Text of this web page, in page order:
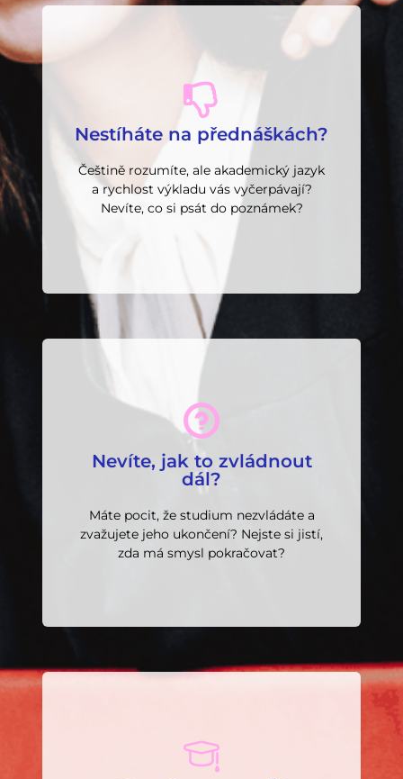
Nestíháte na přednáškách?
Češtině rozumíte, ale akademický jazyk
a rychlost výkladu vás vyčerpávají?
Nevíte, co si psát do poznámek?
Červen)
Získejte zpět studijní jistotu. Pětiměsíční
program, kde se naučíte rozumět
přednáškám, psát odborné texty a
mluvit jako akademik.
Přihlásit se do kurzu
Nevíte, jak to zvládnout
dál?
Máte pocit, že studium nezvládáte a
zvažujete jeho ukončení? Nejste si jistí,
zda má smysl pokračovat?
Vstupní konzultace zdarma
Nedělejte unáhlená rozhodnutí.
najdeme cestu – ať už jde o doučování,
kurz, nebo změnu oboru.
Domluvit konzultaci
Vybrat přípravný kurz